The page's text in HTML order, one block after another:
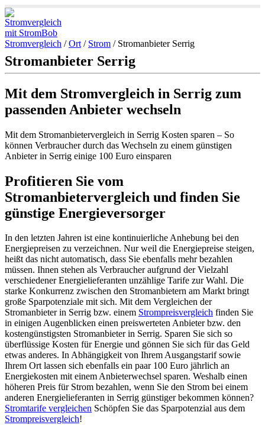
Stromvergleich /Ort / Strom / Stromanbieter Serrig
Stromanbieter Serrig
Mit dem Stromvergleich in Serrig zum
passenden Anbieter wechseln
Mit dem Stromanbietervergleich in Serrig Kosten sparen – So
können Verbraucher durch das Wechseln zu einem günstigen
Anbieter in Serrig einige 100 Euro einsparen
Profitieren Sie vom
Stromanbietervergleich und finden Sie
günstige Energieversorger
In den letzten Jahren ist eine kontinuierliche Anhebung bei den
Energiepreisen zu verzeichnen. Nur weil die Energiepreise steigen,
heißt das nicht automatisch, dass Sie ebenfalls mehr bezahlen
müssen. Ihnen stehen als Verbraucher aufgrund der Vielzahl
verschiedener Energielieferanten unzählige Tarife zur Wahl. Die
starke Konkurrenz zwischen den Stromanbietern am Markt bringt
große Sparpotenziale mit sich. Mit dem Vergleichen der
Stromanbieter in Serrig bzw. einem Strompreisvergleich finden Sie
in einigen Augenblicken einen preiswerteten Anbieter bzw. den
kostengünstigsten Stromanbieter in Serrig. Sparen Sie sich so
überflüssige Kosten für Energie und gönnen Sie sich für das Geld
etwas anderes. In Abhängigkeit von Ihrem Ausgangstarif sowie
Ihrem Ort lassen sich ebenfalls ein paar 100 Euro jährlich an
Energiekosten mit einem Anbieterwechsel sparen. Weshalb einen
höheren Preis für Strom bezahlen, wenn Sie den Strom bei einem
anderen Energielieferanten in Serrig günstiger bekommen können?
Stromtarife vergleichen Schöpfen Sie das Sparpotenzial aus dem
Strompreisvergleich!